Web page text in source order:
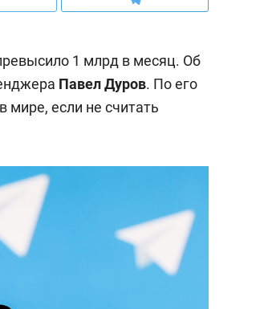
1 млрд в месяц. Об
Павел Дуров. По его
мире, если не считать